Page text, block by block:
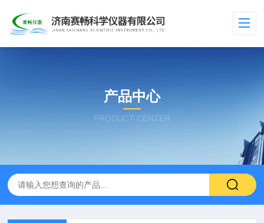
产品中心
PRODUCT CENTER